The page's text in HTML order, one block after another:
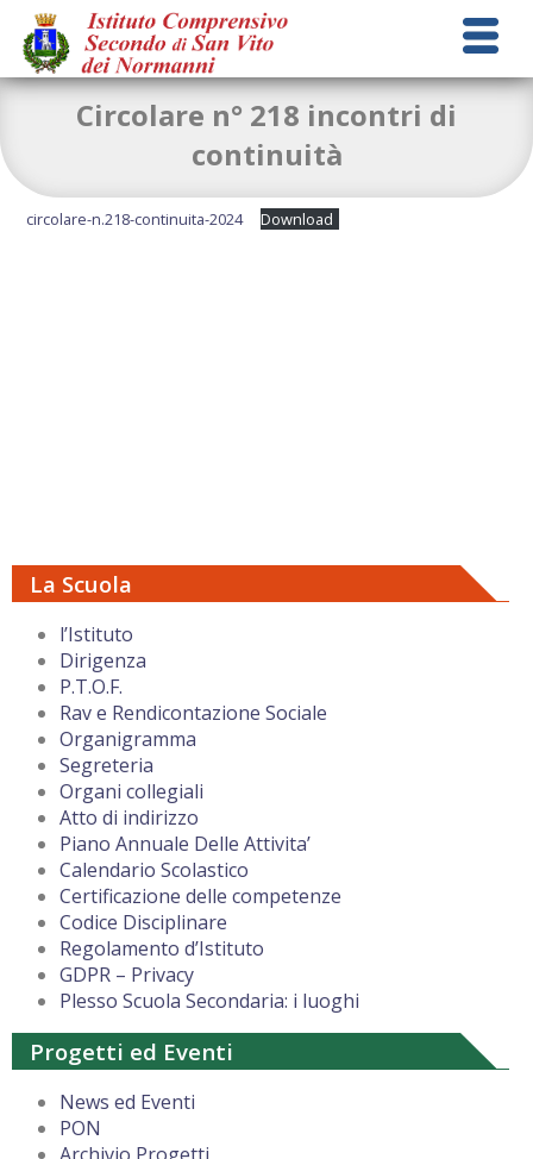
La Scuola
l’Istituto
Dirigenza
P.T.O.F.
Rav e Rendicontazione Sociale
Organigramma
Segreteria
Organi collegiali
Atto di indirizzo
Piano Annuale Delle Attivita’
Calendario Scolastico
Certificazione delle competenze
Codice Disciplinare
Regolamento d’Istituto
GDPR – Privacy
Plesso Scuola Secondaria: i luoghi
Progetti ed Eventi
News ed Eventi
PON
Circolare n° 218 incontri di
continuità
circolare-n.218-continuita-2024 Download